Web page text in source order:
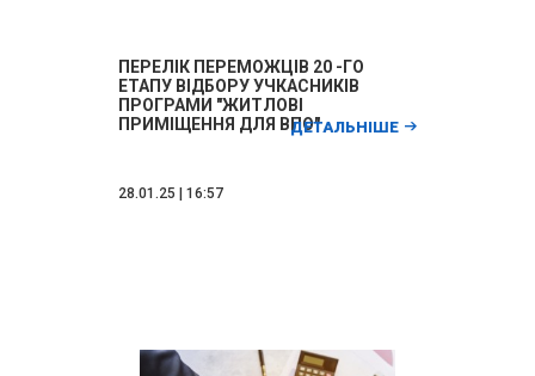
28.01.25 | 16:57
ПЕРЕЛІК ПЕРЕМОЖЦІВ 20 -ГО
ЕТАПУ ВІДБОРУ УЧКАСНИКІВ
ПРОГРАМИ "ЖИТЛОВІ
ПРИМІЩЕННЯ ДЛЯ ВПО"ДЕТАЛЬНІШЕ